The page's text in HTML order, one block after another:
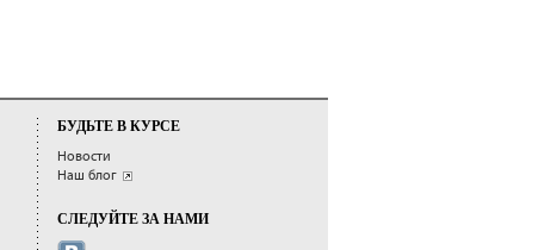
БУДЬТЕ В КУРСЕ
Новости
Наш блог
СЛЕДУЙТЕ ЗА НАМИ